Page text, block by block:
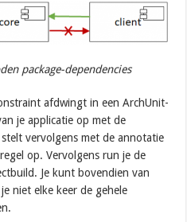
package-dependencies
afdwingt in een ArchUnit-
je applicatie op met de
vervolgens met de annotatie
op. Vervolgens run je de
Je kunt bovendien van
niet elke keer de gehele